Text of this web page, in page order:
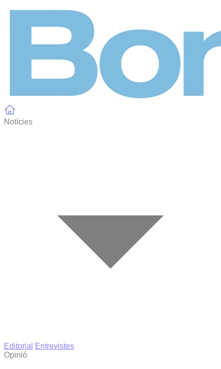
Notícies
Editorial
Entrevistes
Opinió